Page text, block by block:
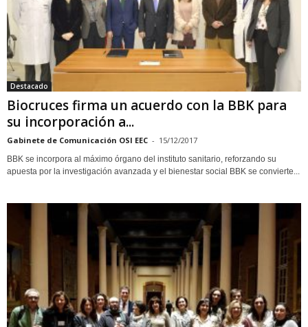
Destacado
Biocruces firma un acuerdo con la BBK para
su incorporación a...
Gabinete de Comunicación OSI EEC - 15/12/2017
BBK se incorpora al máximo órgano del instituto sanitario, reforzando su
apuesta por la investigación avanzada y el bienestar social BBK se convierte...